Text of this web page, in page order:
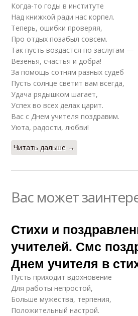
Когда-то годы в институте
Над книжкой ради нас корпел.
Теперь, ошибки проверяя,
Про отдых позабыл совсем.
Так пусть воздастся по заслугам —
Везенья, счастья и добра!
За помощь сотням разных судеб
Пусть солнце светит вам всегда,
Удача рядышком шагает,
Успех во всех делах царит.
Вас с Днем учителя поздравим.
Уюта, радости, любви!
Читать дальше →
Вас может
Стихи и
учителей. Смс
Днем учителя в
Пусть приходит вдохновение
Для работы непростой,
Больше мужества, терпения,
Положительный настрой.